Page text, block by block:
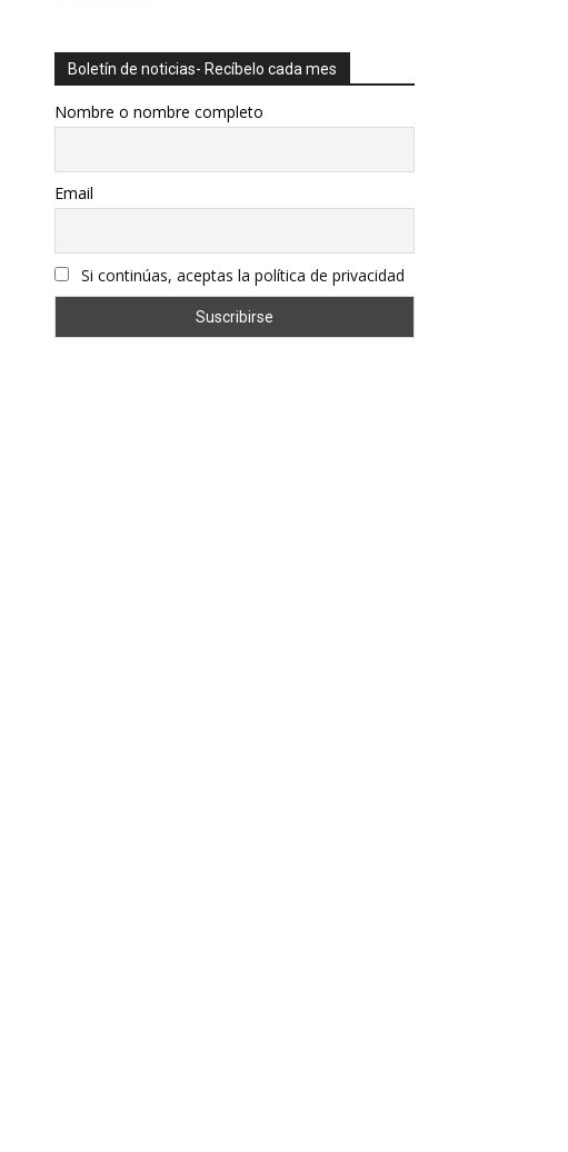
Boletín de noticias- Recíbelo cada mes
Nombre o nombre completo
Email
Si continúas, aceptas la política de privacidad